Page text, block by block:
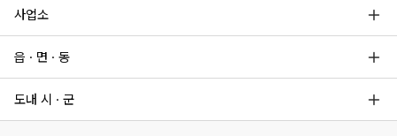
사업소
읍 · 면 · 동
도내 시 · 군